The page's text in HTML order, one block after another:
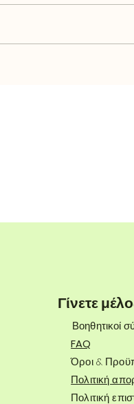
Γίνετε
Βοηθητικοί
FAQ
Όροι &
Πολιτική
Πολιτική